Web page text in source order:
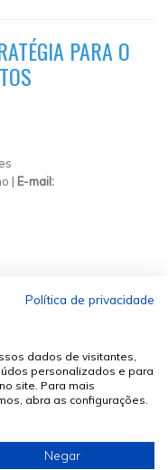
PARA O
| E-mail:
Reservados
Política de privacidade
dados de visitantes,
personalizados e para
site. Para mais
abra as configurações.
Negar